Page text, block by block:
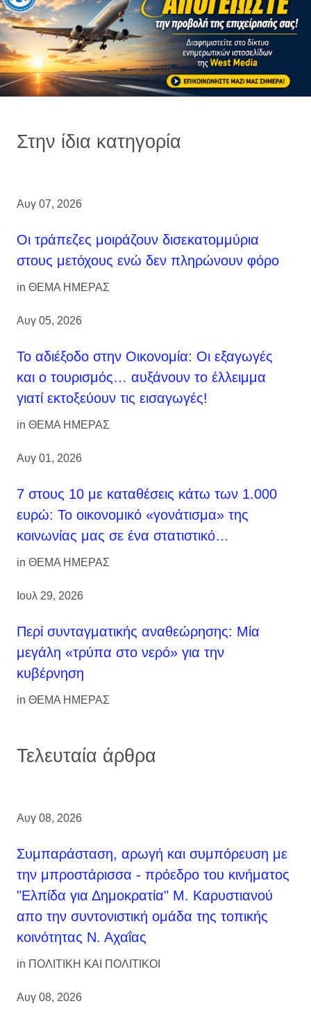
Στην ίδια κατηγορία
Αυγ 07, 2026
Οι τράπεζες μοιράζουν δισεκατομμύρια
στους μετόχους ενώ δεν πληρώνουν φόρο
in ΘΕΜΑ ΗΜΕΡΑΣ
Αυγ 05, 2026
Το αδιέξοδο στην Οικονομία: Οι εξαγωγές
και ο τουρισμός… αυξάνουν το έλλειμμα
γιατί εκτοξεύουν τις εισαγωγές!
in ΘΕΜΑ ΗΜΕΡΑΣ
Αυγ 01, 2026
7 στους 10 με καταθέσεις κάτω των 1.000
ευρώ: Το οικονομικό «γονάτισμα» της
κοινωνίας μας σε ένα στατιστικό…
in ΘΕΜΑ ΗΜΕΡΑΣ
Ιουλ 29, 2026
Περί συνταγματικής αναθεώρησης: Μία
μεγάλη «τρύπα στο νερό» για την
κυβέρνηση
in ΘΕΜΑ ΗΜΕΡΑΣ
Τελευταία άρθρα
Αυγ 08, 2026
Συμπαράσταση, αρωγή και συμπόρευση με
την μπροστάρισσα - πρόεδρο του κινήματος
"Ελπίδα για Δημοκρατία" Μ. Καρυστιανού
απο την συντονιστική ομάδα της τοπικής
κοινότητας Ν. Αχαΐας
in ΠΟΛΙΤΙΚΗ ΚΑΙ ΠΟΛΙΤΙΚΟΙ
Αυγ 08, 2026